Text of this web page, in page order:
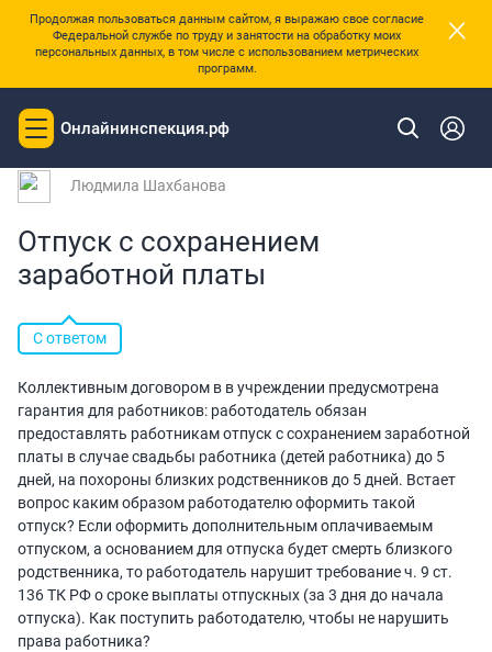
Продолжая пользоваться данным сайтом, я выражаю свое согласие
Федеральной службе по труду и занятости на обработку моих
персональных данных, в том числе с использованием метрических
программ.
×
Toggle
navigation
Онлайнинспекция.рф
Главная
Людмила Шахбанова
Отпуск с сохранением
заработной платы
С ответом
Коллективным договором в в учреждении предусмотрена
гарантия для работников: работодатель обязан
предоставлять работникам отпуск с сохранением заработной
платы в случае свадьбы работника (детей работника) до 5
дней, на похороны близких родственников до 5 дней. Встает
вопрос каким образом работодателю оформить такой
отпуск? Если оформить дополнительным оплачиваемым
отпуском, а основанием для отпуска будет смерть близкого
родственника, то работодатель нарушит требование ч. 9 ст.
136 ТК РФ о сроке выплаты отпускных (за 3 дня до начала
отпуска). Как поступить работодателю, чтобы не нарушить
права работника?